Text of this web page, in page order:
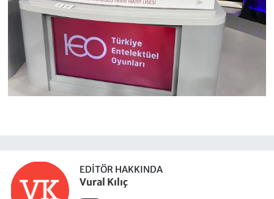
EDITÖR HAKKINDA
Vural Kılıç